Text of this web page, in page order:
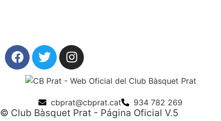
cbprat@cbprat.cat 934 782 269
© Club Bàsquet Prat - Página Oficial V.5